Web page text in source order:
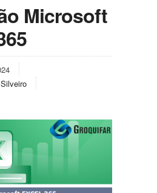
Microsoft